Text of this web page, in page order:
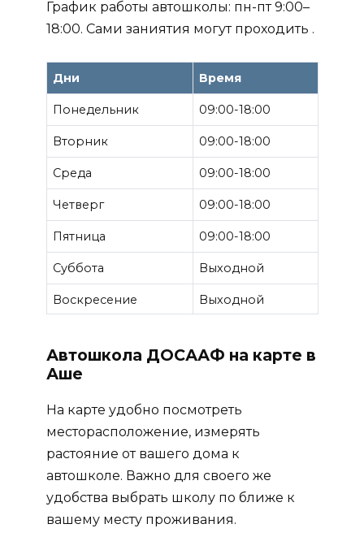
График работы автошколы: пн-пт 9:00–
18:00. Сами заниятия могут проходить .
Дни Время
Понедельник 09:00-18:00
Вторник 09:00-18:00
Среда 09:00-18:00
Четверг 09:00-18:00
Пятница 09:00-18:00
Суббота Выходной
Воскресение Выходной
Автошкола ДОСААФ на карте в
Аше
На карте удобно посмотреть
месторасположение, измерять
растояние от вашего дома к
автошколе. Важно для своего же
удобства выбрать школу по ближе к
вашему месту проживания.